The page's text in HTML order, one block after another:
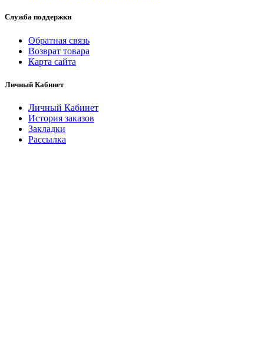
Служба поддержки
Обратная связь
Возврат товара
Карта сайта
Личный Кабинет
Личный Кабинет
История заказов
Закладки
Рассылка